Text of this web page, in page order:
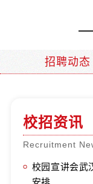
招聘动态
校招资讯
Recruitment
校园宣讲会武